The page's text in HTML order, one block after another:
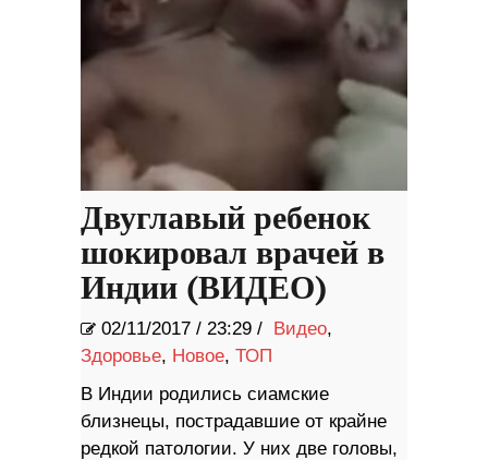
Двуглавый ребенок
шокировал врачей в
Индии (ВИДЕО)
02/11/2017 / 23:29 / Видео,
Здоровье, Новое, ТОП
В Индии родились сиамские
близнецы, пострадавшие от крайне
редкой патологии. У них две головы,